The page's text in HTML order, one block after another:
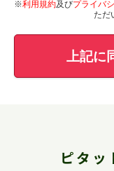
※利用規約及びプライバ
ただ
上記に
ピタッ